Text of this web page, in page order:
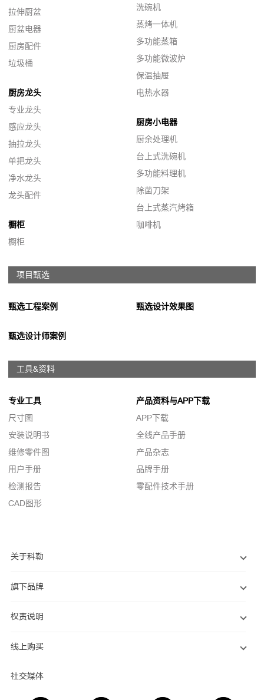
拉伸厨盆
厨盆电器
厨房配件
垃圾桶
厨房龙头
专业龙头
感应龙头
抽拉龙头
单把龙头
净水龙头
龙头配件
橱柜
橱柜
洗碗机
蒸烤一体机
多功能蒸箱
多功能微波炉
保温抽屉
电热水器
厨房小电器
厨余处理机
台上式洗碗机
多功能料理机
除菌刀架
台上式蒸汽烤箱
咖啡机
项目甄选
甄选工程案例
甄选设计师案例
甄选设计效果图
工具&资料
专业工具
尺寸图
安装说明书
维修零件图
用户手册
检测报告
CAD图形
产品资料与APP下载
APP下载
全线产品手册
产品杂志
品牌手册
零配件技术手册
关于科勒
旗下品牌
权责说明
线上购买
社交媒体